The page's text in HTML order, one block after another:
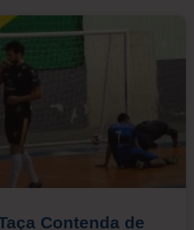
Contenda de